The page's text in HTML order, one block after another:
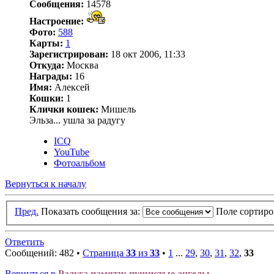
Сообщения: 14578
Настроение:
Фото: 588
Карты: 1
Зарегистрирован: 18 окт 2006, 11:33
Откуда: Москва
Награды: 16
Имя: Алексей
Кошки: 1
Клички кошек: Мишель
Эльза... ушла за радугу
ICQ
YouTube
Фотоальбом
Вернуться к началу
Пред. Показать сообщения за: Поле
Ответить
Сообщений: 482 • Страница 33 из 33 • 1 ... 29, 30, 31 , 32, 33